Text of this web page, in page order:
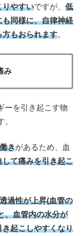
りやすいですが、 低
同様に、自律神経
もおられます。
み
ーを引き起こす物
きがあるため、血
て痛みを引き起こ
過性が上昇(血管の
、血管内の水分が
起こしやすくなり